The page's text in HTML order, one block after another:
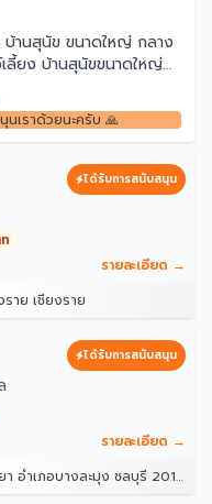
านสุนัข ขนาดใหญ่ กลาง
ลี้ยง บ้านสุนัขขนาดใหญ่
ลางแจ้ง บ้านหมาใหญ่ ใน
ที่ Shopee
เราด้วยนะครับ 🙏
ได้รับการสนับสนุน
รายละเอียด →
าย เชียงราย
ได้รับการสนับสนุน
รายละเอียด →
ำเภอบางละมุง ชลบุรี 20150